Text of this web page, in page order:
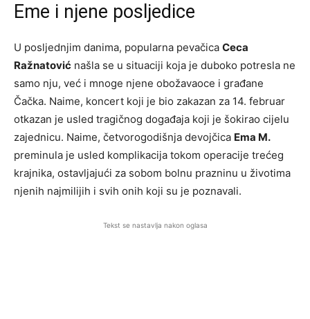
Eme i njene posljedice
U posljednjim danima, popularna pevačica Ceca
Ražnatović našla se u situaciji koja je duboko potresla ne
samo nju, već i mnoge njene obožavaoce i građane
Čačka. Naime, koncert koji je bio zakazan za 14. februar
otkazan je usled tragičnog događaja koji je šokirao cijelu
zajednicu. Naime, četvorogodišnja devojčica Ema M.
preminula je usled komplikacija tokom operacije trećeg
krajnika, ostavljajući za sobom bolnu prazninu u životima
njenih najmilijih i svih onih koji su je poznavali.
Tekst se nastavlja nakon oglasa